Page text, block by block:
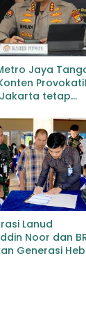
Jaya
tetap
Lanud
Noor dan
Generasi